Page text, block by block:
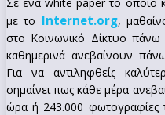
με το Internet.org,
στο Κοινωνικό Δίκτυο πάνω
καθημερινά ανεβαίνουν
Για να αντιληφθείς
σημαίνει πως κάθε μέρα
ώρα ή 243.000 φωτογραφίες